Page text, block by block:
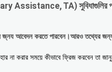
Assistance, TA) সুবিধাগুলির
জ্নয আবেদন করতে পারবেন।আরও তথ্যের
না করার সময়ে কীভাবে ফ্রিজ করবেন তা